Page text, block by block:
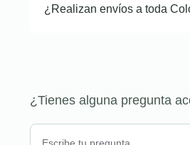
¿Realizan envíos a toda
¿Tienes alguna pregunta